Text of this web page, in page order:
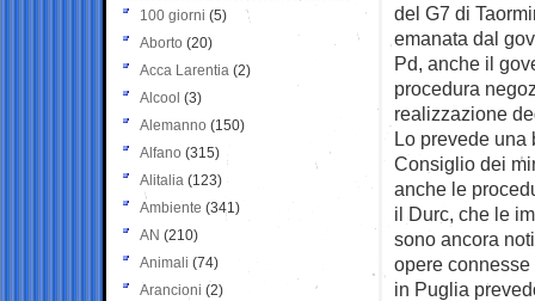
del G7 di
emanata dal
Pd, anche il
procedura
realizzazione
Lo prevede una
Consiglio dei
anche le
il Durc, che le
sono ancora
opere
in Puglia
100 giorni (5)
Aborto (20)
Acca Larentia (2)
Alcool (3)
Alemanno (150)
Alfano (315)
Alitalia (123)
Ambiente (341)
AN (210)
Animali (74)
Arancioni (2)